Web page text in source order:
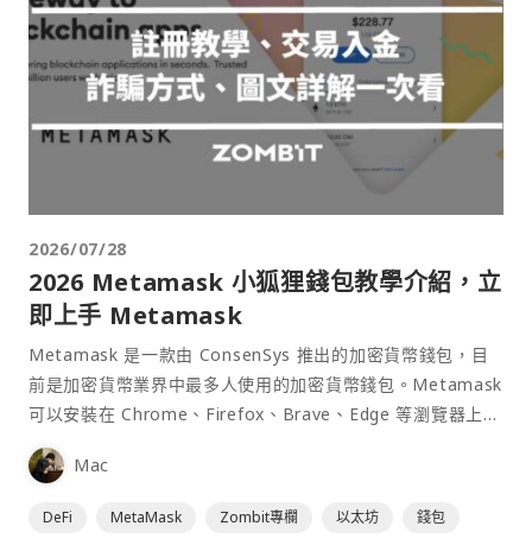
2026/07/28
2026 Metamask 小狐狸錢包教學介紹，立
即上手 Metamask
Metamask 是一款由 ConsenSys 推出的加密貨幣錢包，目
前是加密貨幣業界中最多人使用的加密貨幣錢包。Metamask
可以安裝在 Chrome、Firefox、Brave、Edge 等瀏覽器上作
為插件使用，具備許多功能且使用上非常方便。
Mac
DeFi MetaMask Zombit專欄 以太坊 錢包